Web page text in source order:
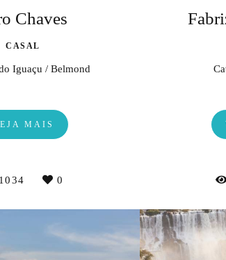
Chaves
CASAL
Iguaçu / Belmond
MAIS
1034 0